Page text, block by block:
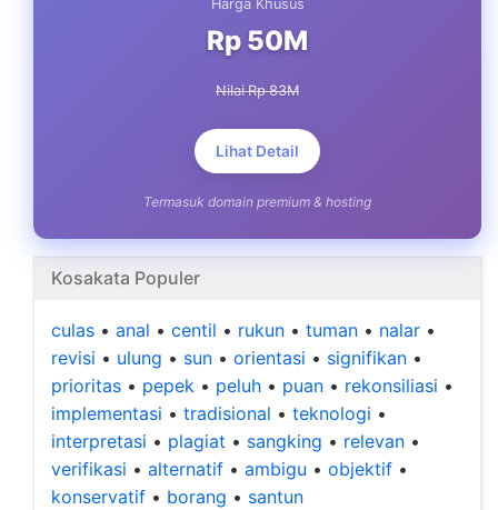
Harga Khusus
Rp 50M
Nilai Rp 83M
Lihat Detail
Termasuk domain premium & hosting
Kosakata Populer
culas • anal • centil • rukun • tuman • nalar •
revisi • ulung • sun • orientasi • signifikan •
prioritas • pepek • peluh • puan • rekonsiliasi •
implementasi • tradisional • teknologi •
interpretasi • plagiat • sangking • relevan •
verifikasi • alternatif • ambigu • objektif •
konservatif • borang • santun